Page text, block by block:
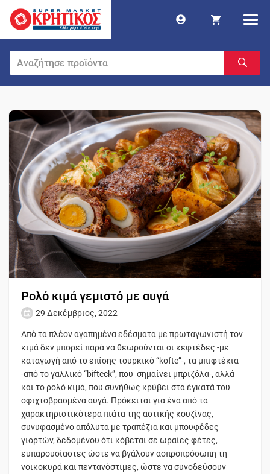
Ρολό κιμά γεμιστό με αυγά
29 Δεκέμβριος, 2022
Από τα πλέον αγαπημένα εδέσματα με πρωταγωνιστή τον
κιμά δεν μπορεί παρά να θεωρούνται οι κεφτέδες -με
καταγωγή από το επίσης τουρκικό “kofte”-, τα μπιφτέκια
-από το γαλλικό “bifteck”, που σημαίνει μπριζόλα-, αλλά
και το ρολό κιμά, που συνήθως κρύβει στα έγκατά του
σφιχτοβρασμένα αυγά. Πρόκειται για ένα από τα
χαρακτηριστικότερα πιάτα της αστικής κουζίνας,
συνυφασμένο απόλυτα με τραπέζια και μπουφέδες
γιορτών, δεδομένου ότι κόβεται σε ωραίες φέτες,
ευπαρουσίαστες ώστε να βγάλουν ασπροπρόσωπη τη
νοικοκυρά και πεντανόστιμες, ώστε να συνοδεύσουν